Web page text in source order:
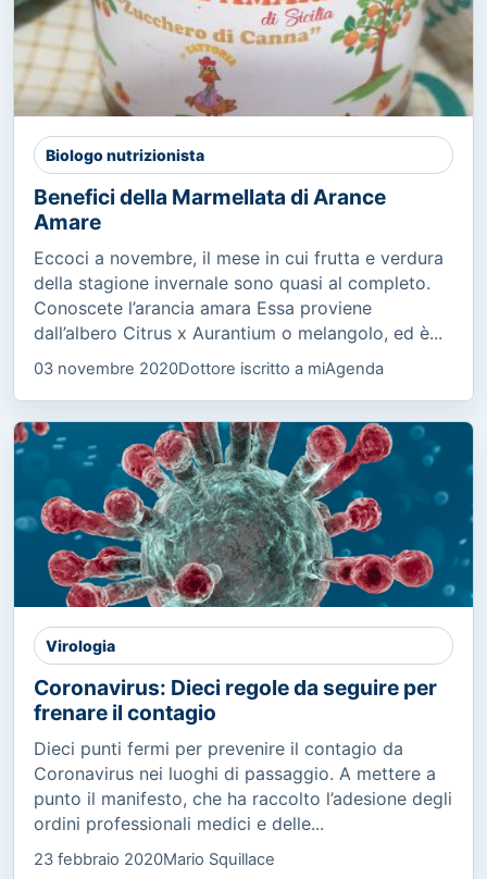
Biologo nutrizionista
Benefici della Marmellata di Arance
Amare
Eccoci a novembre, il mese in cui frutta e verdura
della stagione invernale sono quasi al completo.
Conoscete l’arancia amara Essa proviene
dall’albero Citrus x Aurantium o melangolo, ed è...
03 novembre 2020Dottore iscritto a miAgenda
Virologia
Coronavirus: Dieci regole da seguire per
frenare il contagio
Dieci punti fermi per prevenire il contagio da
Coronavirus nei luoghi di passaggio. A mettere a
punto il manifesto, che ha raccolto l’adesione degli
ordini professionali medici e delle...
23 febbraio 2020Mario Squillace